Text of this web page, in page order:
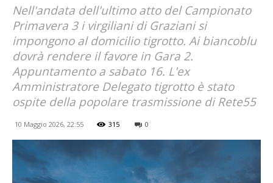
Nell'andata dell'ultimo atto del Campionato
Primavera 3 i virgiliani di Graziani si
impongono al domicilio tigrotto. Ai biancoblu
dovrà rendere il favore in Gara 2.
Appuntamento a sabato 16. L'ex
Amministratore Delegato tigrotto è stato
ospite della popolare trasmissione di Rete55
10 Maggio 2026, 22:55 315 0